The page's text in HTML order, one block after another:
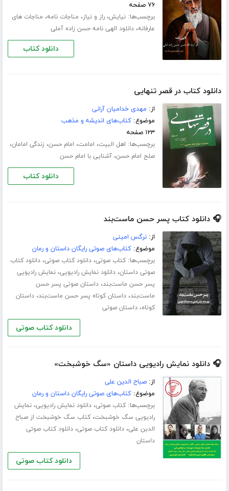
۷۶ صفحه
برچسب‌ها:نیایش،راز و نیاز، مناجات نامه، مناجات های
عارفانه،دانلود الهی نامه حسن زاده آملی
دانلود کتاب
دانلود کتاب در قصر تنهایی
از: مهدی خدامیان آرانی
موضوع:کتاب‌های اندیشه و مذهب
۱۲۳ صفحه
برچسب‌ها: اهل البیت، امامت، امام حسن، زندگی امامان،
صلح امام حسن،آشنایی با امام حسن
دانلود کتاب
🎧 دانلود کتاب پسر حسن ماست‌بند
از:نرگس امینی
موضوع:کتاب‌های صوتی رایگان داستان و رمان
برچسب‌ها:کتاب صوتی،دانلود کتاب صوتی،دانلود کتاب
صوتی داستان،دانلود نمایش رادیویی،نمایش رادیویی
پسر حسن ماست‌بند،داستان صوتی پسر حسن
ماست‌بند،داستان کوتاه پسر حسن ماست‌بند،داستان
کوتاه،داستان صوتی
دانلود کتاب صوتی
🎧 دانلود نمایش رادیویی داستان «سگ خوشبخت»
از:صباح الدین علی
موضوع:کتاب‌های صوتی رایگان داستان و رمان
برچسب‌ها:کتاب صوتی،دانلود نمایش رادیویی،نمایش
رادیویی سگ خوشبخت،کتاب سگ خوشبخت از صباح
الدین علی،دانلود کتاب صوتی،دانلود کتاب صوتی
داستان
دانلود کتاب صوتی